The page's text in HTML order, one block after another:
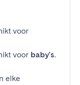
voor
voor baby's.
elke